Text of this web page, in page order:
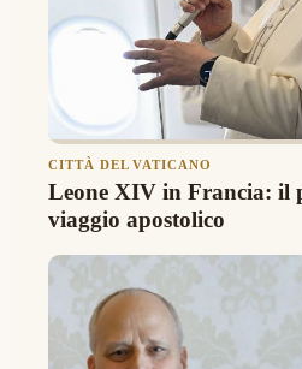
CITTÀ DEL VATICANO
Leone XIV in Francia: il
viaggio apostolico